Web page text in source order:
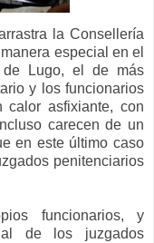
la Consellería
especial en el
de Lugo, el de más
y los funcionarios
asfixiante, con
carecen de un
en este último caso
penitenciarios
funcionarios, y
de los juzgados